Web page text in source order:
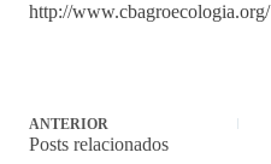
http://www.cbagroecologia.org/
ANTERIOR
Posts relacionados